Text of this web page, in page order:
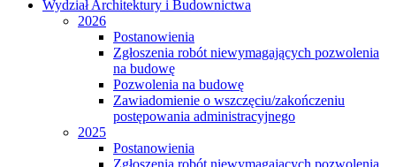
Wydział Architektury i Budownictwa
2026
Postanowienia
Zgłoszenia robót niewymagających pozwolenia
na budowę
Pozwolenia na budowę
Zawiadomienie o wszczęciu/zakończeniu
postępowania administracyjnego
2025
Postanowienia